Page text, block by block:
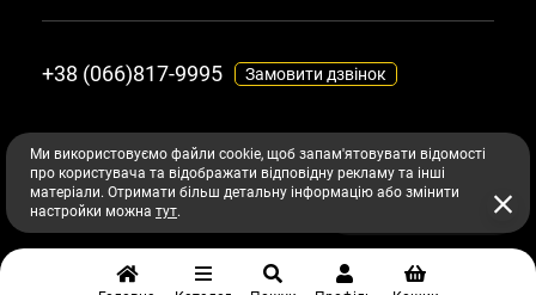
Підібрати догляд з AI
Всі права захищені авторським правом maiemo.com
+38 (066)817-9995 Замовити дзвінок
Ми використовуємо файли cookie, щоб запам'ятовувати відомості
про користувача та відображати відповідну рекламу та інші
матеріали. Отримати більш детальну інформацію або змінити
настройки можна тут.